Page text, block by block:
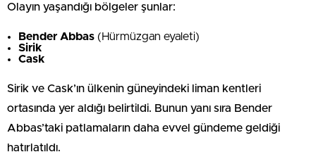
Olayın yaşandığı bölgeler şunlar:
Bender Abbas (Hürmüzgan eyaleti)
Sirik
Cask
Sirik ve Cask’ın ülkenin güneyindeki liman kentleri
ortasında yer aldığı belirtildi. Bunun yanı sıra Bender
Abbas’taki patlamaların daha evvel gündeme geldiği
hatırlatıldı.